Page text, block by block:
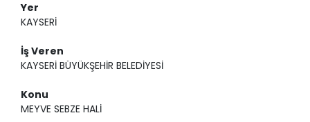
Yer
KAYSERİ
İş Veren
KAYSERİ BÜYÜKŞEHİR BELEDİYESİ
Konu
MEYVE SEBZE HALİ